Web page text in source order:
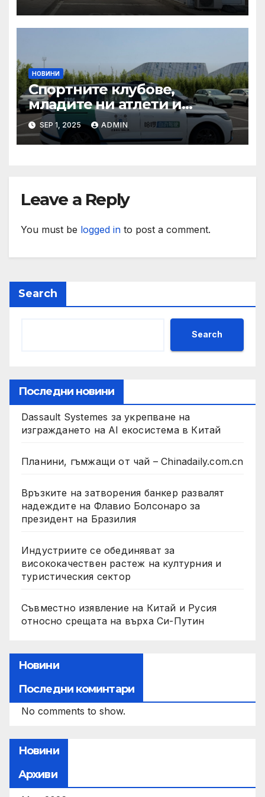
органи откриха нарушения
при пътувания
НОВИНИ
Спортните клубове,
младите ни атлети и
техните треньори имат
нужда от нашата подкрепа
и ние ще им я осигурим
SEP 1, 2025 ADMIN
Leave a Reply
You must be logged in to post a comment.
Search
Search
Последни новини
Dassault Systemes за укрепване на
изграждането на AI екосистема в Китай
Планини, гъмжащи от чай – Chinadaily.com.cn
Връзките на затворения банкер развалят
надеждите на Флавио Болсонаро за
президент на Бразилия
Индустриите се обединяват за
висококачествен растеж на културния и
туристическия сектор
Съвместно изявление на Китай и Русия
относно срещата на върха Си-Путин
Новини
Последни коминтари
No comments to show.
Новини
Архиви